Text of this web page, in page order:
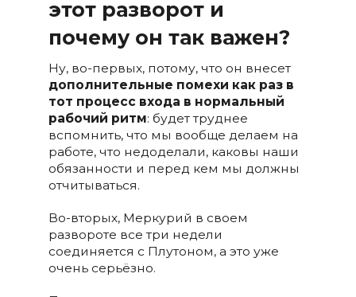
этот разворот и
почему он так важен?
Ну, во-первых, потому, что он внесет
дополнительные помехи как раз в
тот процесс входа в нормальный
рабочий ритм: будет труднее
вспомнить, что мы вообще делаем на
работе, что недоделали, каковы наши
обязанности и перед кем мы должны
отчитываться.
Во-вторых, Меркурий в своем
развороте все три недели
соединяется с Плутоном, а это уже
очень серьёзно.